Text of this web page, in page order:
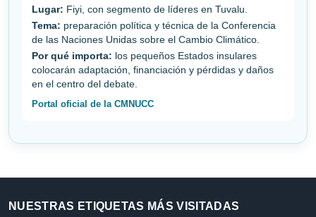
Lugar: Fiyi, con segmento de líderes en Tuvalu.
Tema: preparación política y técnica de la Conferencia
de las Naciones Unidas sobre el Cambio Climático.
Por qué importa: los pequeños Estados insulares
colocarán adaptación, financiación y pérdidas y daños
en el centro del debate.
Portal oficial de la CMNUCC
NUESTRAS ETIQUETAS MÁS VISITADAS